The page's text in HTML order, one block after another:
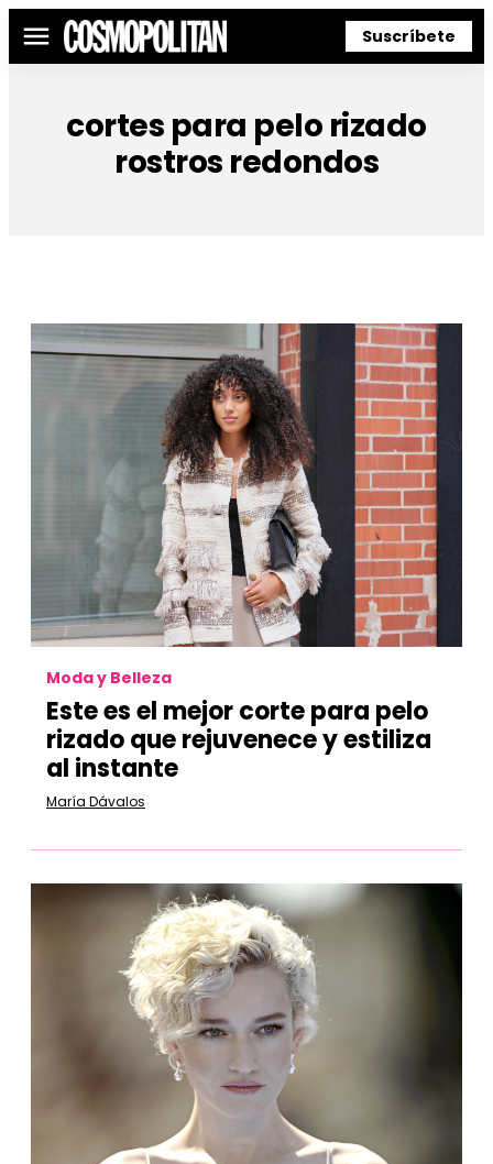
Menú Suscríbete
cortes para pelo rizado
rostros redondos
Moda y Belleza
Este es el mejor corte para pelo
rizado que rejuvenece y estiliza
al instante
María Dávalos